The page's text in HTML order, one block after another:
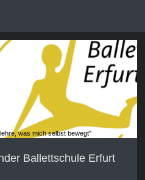
was mich selbst bewegt"
Ballettschule Erfurt